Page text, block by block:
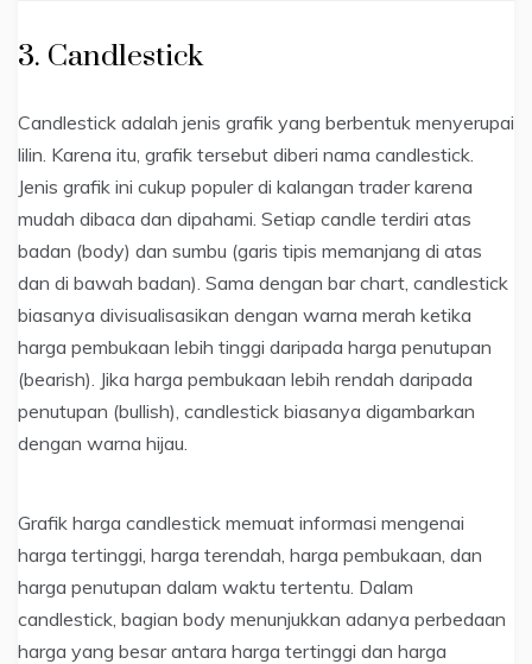
3. Candlestick
Candlestick adalah jenis grafik yang berbentuk menyerupai
lilin. Karena itu, grafik tersebut diberi nama candlestick.
Jenis grafik ini cukup populer di kalangan trader karena
mudah dibaca dan dipahami. Setiap candle terdiri atas
badan (body) dan sumbu (garis tipis memanjang di atas
dan di bawah badan). Sama dengan bar chart, candlestick
biasanya divisualisasikan dengan warna merah ketika
harga pembukaan lebih tinggi daripada harga penutupan
(bearish). Jika harga pembukaan lebih rendah daripada
penutupan (bullish), candlestick biasanya digambarkan
dengan warna hijau.
Grafik harga candlestick memuat informasi mengenai
harga tertinggi, harga terendah, harga pembukaan, dan
harga penutupan dalam waktu tertentu. Dalam
candlestick, bagian body menunjukkan adanya perbedaan
harga yang besar antara harga tertinggi dan harga